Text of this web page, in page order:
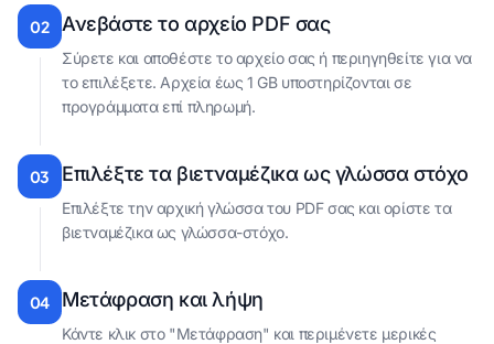
02 Ανεβάστε το αρχείο PDF σας
Σύρετε και αποθέστε το αρχείο σας ή περιηγηθείτε για να
το επιλέξετε. Αρχεία έως 1 GB υποστηρίζονται σε
προγράμματα επί πληρωμή.
03 Επιλέξτε τα βιετναμέζικα ως γλώσσα στόχο
Επιλέξτε την αρχική γλώσσα του PDF σας και ορίστε τα
βιετναμέζικα ως γλώσσα-στόχο.
04 Μετάφραση και λήψη
Κάντε κλικ στο "Μετάφραση" και περιμένετε μερικές